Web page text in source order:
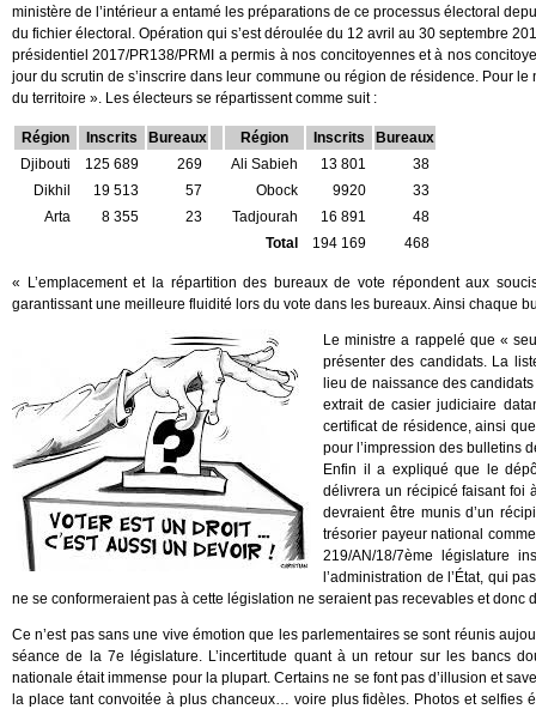
ministère de l’intérieur a entamé les préparations de ce processus électoral
du fichier électoral. Opération qui s’est déroulée du 12 avril au 30 septembre
présidentiel 2017/PR138/PRMI a permis à nos concitoyennes et à nos
jour du scrutin de s’inscrire dans leur commune ou région de résidence. Pour
du territoire ». Les électeurs se répartissent comme suit :
Région Inscrits Bureaux Région Inscrits
Bureaux
Djibouti
125 689 269 Ali Sabieh 13 801
38
Dikhil
19 513 57 Obock 9920
33
Arta
8 355 23 Tadjourah 16 891
48
Total
194 169 468
« L’emplacement et la répartition des bureaux de vote répondent aux
garantissant une meilleure fluidité lors du vote dans les bureaux. Ainsi chaque
Le ministre a rappelé que «
présenter des candidats. La
lieu de naissance des
extrait de casier judiciaire
certificat de résidence, ainsi
pour l’impression des bulletins
Enfin il a expliqué que le
délivrera un récipicé faisant foi
devraient être munis d’un
trésorier payeur national
219/AN/18/7ème législature
l’administration de l’État, qui
ne se conformeraient pas à cette législation ne seraient pas recevables et donc
Ce n’est pas sans une vive émotion que les parlementaires se sont réunis
séance de la 7e législature. L’incertitude quant à un retour sur les bancs
nationale était immense pour la plupart. Certains ne se font pas d’illusion et
la place tant convoitée à plus chanceux… voire plus fidèles. Photos et selfies